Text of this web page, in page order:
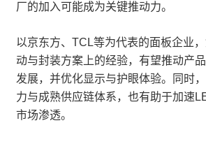
厂的加入可能成为关键推动力。
以京东方、TCL等为代表的面板企业
动与封装方案上的经验，有望推动产
发展，并优化显示与护眼体验。同时
力与成熟供应链体系，也有助于加速
市场渗透。